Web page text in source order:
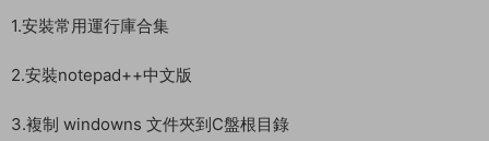
D:\mud2.0\DBServer\DBService.ini